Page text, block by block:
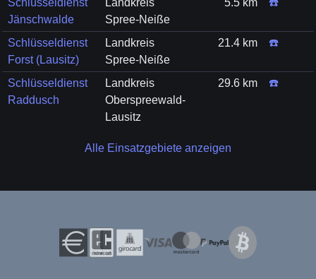
Schlüsseldienst
Jänschwalde
Landkreis
Spree-Neiße
5.5 km ☎️
Schlüsseldienst
Forst (Lausitz)
Landkreis
Spree-Neiße
21.4 km ☎️
Schlüsseldienst
Raddusch
Landkreis
Oberspreewald-
Lausitz
29.6 km ☎️
Alle Einsatzgebiete anzeigen